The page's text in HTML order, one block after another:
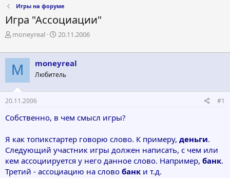
Игры на форуме
Игра "Ассоциации"
А
т
р
е
м
ы
moneyreal
Д
т
а
н
а
ч
л
а
20.11.2006
M moneyreal
Любитель
20.11.2006 #1
Собственно, в чем смысл игры?
Я как топикстартер говорю слово. К примеру, деньги.
Следующий участник игры должен написать, с чем или
кем ассоциируется у него данное слово. Например, банк.
Третий - ассоциацию на слово банк и т.д.